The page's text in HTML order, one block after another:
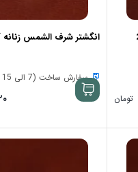
تومان
انگشتر شرف الشمس زنانه کد
سفارش ساخت (7 الی 15 روز)